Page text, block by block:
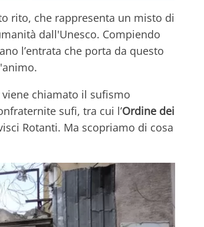
rito, che rappresenta un misto di
dall'Unesco. Compiendo
l’entrata che porta da questo
chiamato il sufismo
sufi, tra cui l’Ordine dei
Rotanti. Ma scopriamo di cosa